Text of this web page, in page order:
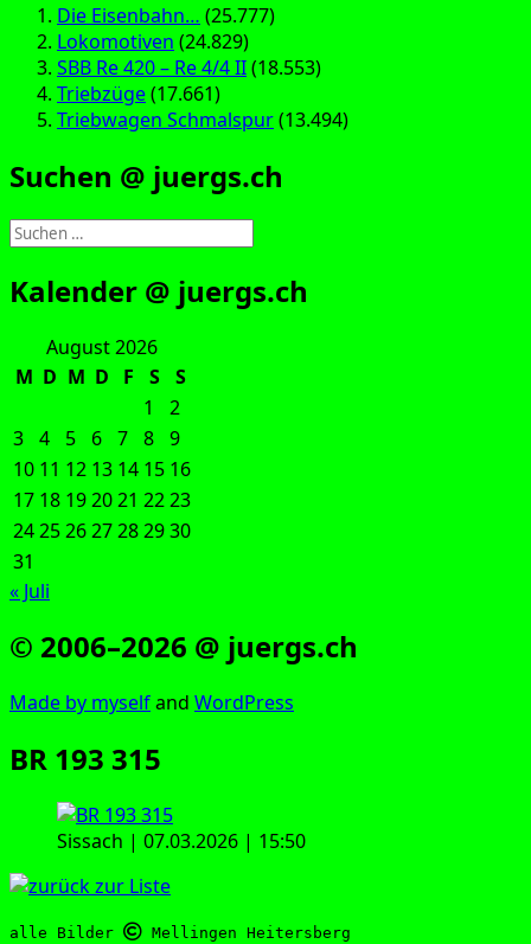
Die Eisenbahn… (25.777)
Lokomotiven (24.829)
SBB Re 420 – Re 4/4 II(18.553)
Triebzüge(17.661)
Triebwagen Schmalspur(13.494)
Suchen @ juergs.ch
Suchen
nach:
Kalender @ juergs.ch
August 2026
M D M D F S
S
1
2
3 4 5 6 7 8 9
10 11 12 13 14 15 16
17 18 192021 2223
24252627282930
31
« Juli
© 2006–2026 @ juergs.ch
Made by mys­elfand Word­Press
BR 193 315
Siss­ach | 07.03.2026 | 15:50
alle Bilder Mellingen Heitersberg